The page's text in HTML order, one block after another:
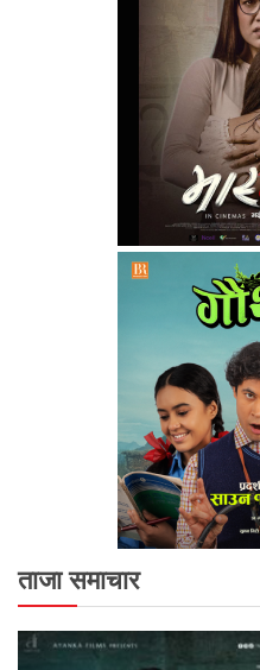
ताजा समाचार